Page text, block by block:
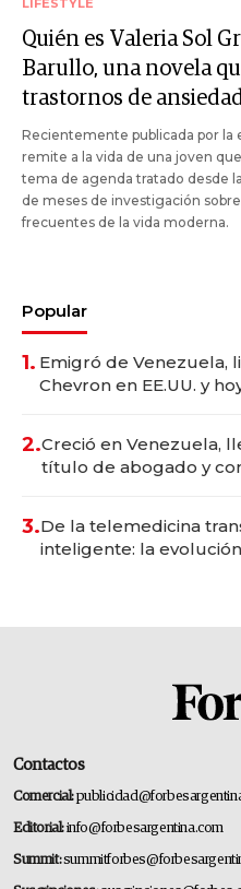
LIFESTYLE
Quién es Valeria Sol
Barullo, una novela
trastornos de
Recientemente publicada por la
remite a la vida de una joven
tema de agenda tratado desde
de meses de investigación
frecuentes de la vida moderna.
Popular
1. Emigró de Venezuela,
Chevron en EE.UU. y
2.Creció en Venezuela,
título de abogado y
3.De la telemedicina
inteligente: la
Contactos
Comercial:
Editorial:info@forbesargentina.com
Summit: